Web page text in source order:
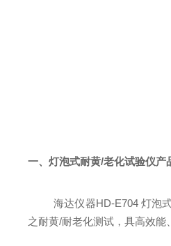
一、灯泡式耐黄/老化试验仪产
海达仪器HD-E704 灯泡
之耐黄/耐老化测试，具高效能